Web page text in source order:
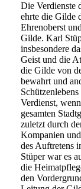
Die Verdienste
ehrte die Gilde
Ehrenoberst
Gilde. Karl
insbesondere
Geist und die
die Gilde von
bewahrt und
Verdienst,
gesamten
zuletzt durch
Kompanien
des Auftretens
Stüper war es
die
den